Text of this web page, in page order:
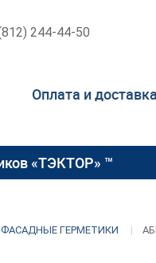
244-44-50
Оплата и доставка
«ТЭКТОР» ™
ФАСАДНЫЕ ГЕРМЕТИКИ